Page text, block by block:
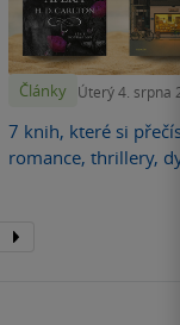
Články Úterý 4. srpna
7 knih, které si
romance, thrillery,